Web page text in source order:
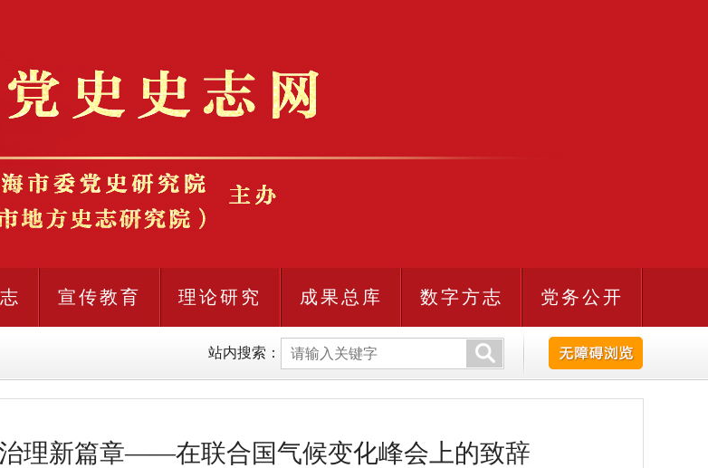
宣传教育 理论研究 成果总库 数字方志 党务公开
站内搜索：
理新篇章——在联合国气候变化峰会上的致辞